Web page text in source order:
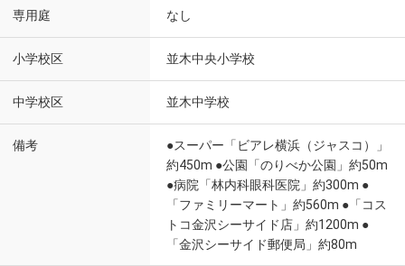
専用庭 なし
小学校区 並木中央小学校
中学校区 並木中学校
備考
●スーパー「ビアレ横浜（ジャスコ）」
約450m ●公園「のりべか公園」約50m
●病院「林内科眼科医院」約300m ●
「ファミリーマート」約560m ●「コス
トコ金沢シーサイド店」約1200m ●
「金沢シーサイド郵便局」約80m